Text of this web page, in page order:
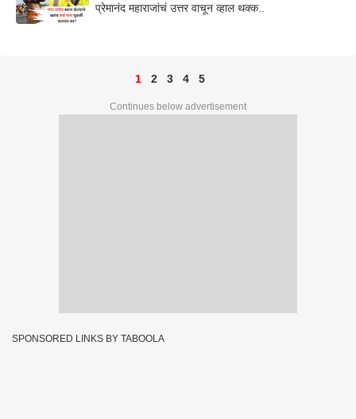
प्रेमानंद महाराजांचं उत्तर वाचून व्हाल थक्क..
1 2 3 4 5
Continues below advertisement
SPONSORED LINKS BY TABOOLA